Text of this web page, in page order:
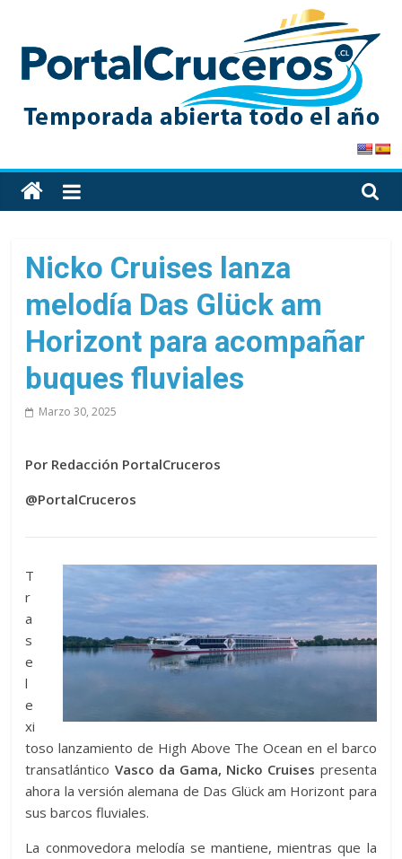
content
PortalCruceros
Toda
la
de
cruceros
en
un
solo
sitio
Nicko Cruises lanza
melodía Das Glück am
Horizont para acompañar
buques fluviales
Marzo 30, 2025
Por Redacción PortalCruceros
@PortalCruceros
T
r
a
s
e
l
e
xi
toso lanzamiento de High Above The Ocean en el barco
transatlántico Vasco da Gama, Nicko Cruises presenta
ahora la versión alemana de Das Glück am Horizont para
sus barcos fluviales.
La conmovedora melodía se mantiene, mientras que la